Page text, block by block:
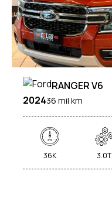
RANGER V6
202436 mil km
36K 3.0T